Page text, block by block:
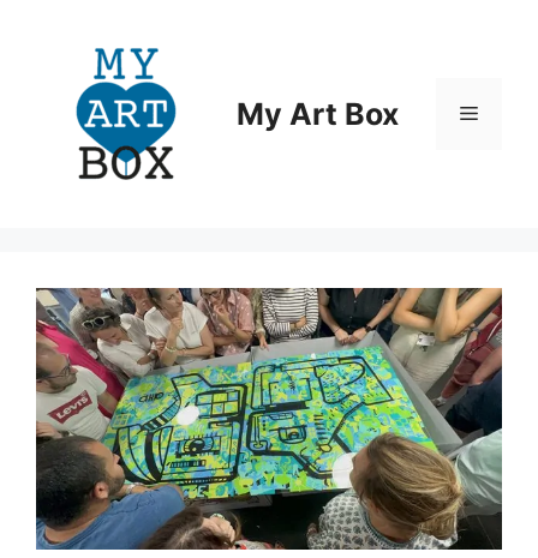
My Art Box Menu